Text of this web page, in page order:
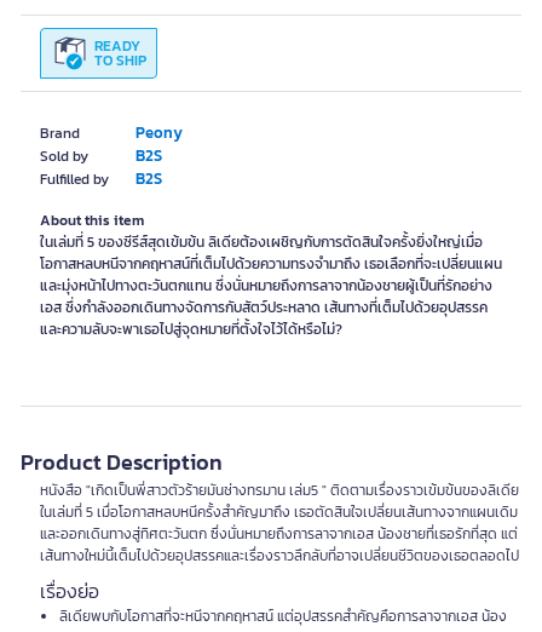
Brand Peony
Sold by B2S
Fulfilled by B2S
READY
TO SHIP
About this item
ในเล่มที่ 5 ของซีรีส์สุดเข้มข้น ลิเดียต้องเผชิญกับการตัดสินใจครั้งยิ่งใหญ่เมื่อ
โอกาสหลบหนีจากคฤหาสน์ที่เต็มไปด้วยความทรงจำมาถึง เธอเลือกที่จะเปลี่ยนแผน
และมุ่งหน้าไปทางตะวันตกแทน ซึ่งนั่นหมายถึงการลาจากน้องชายผู้เป็นที่รักอย่าง
เอส ซึ่งกำลังออกเดินทางจัดการกับสัตว์ประหลาด เส้นทางที่เต็มไปด้วยอุปสรรค
และความลับจะพาเธอไปสู่จุดหมายที่ตั้งใจไว้ได้หรือไม่?
Product Description
หนังสือ "เกิดเป็นพี่สาวตัวร้ายมันช่างทรมาน เล่ม5 " ติดตามเรื่องราวเข้มข้นของลิเดีย
ในเล่มที่ 5 เมื่อโอกาสหลบหนีครั้งสำคัญมาถึง เธอตัดสินใจเปลี่ยนเส้นทางจากแผนเดิม
และออกเดินทางสู่ทิศตะวันตก ซึ่งนั่นหมายถึงการลาจากเอส น้องชายที่เธอรักที่สุด แต่
เส้นทางใหม่นี้เต็มไปด้วยอุปสรรคและเรื่องราวลึกลับที่อาจเปลี่ยนชีวิตของเธอตลอดไป
เรื่องย่อ
ลิเดียพบกับโอกาสที่จะหนีจากคฤหาสน์ แต่อุปสรรคสำคัญคือการลาจากเอส น้อง